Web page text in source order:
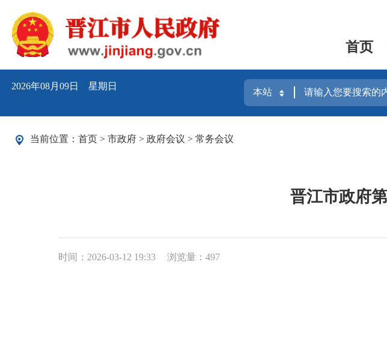
首页
2026年08月09日 星期日
当前位置： 首页 > 市政府 > 政府会议 > 常务会议
晋江市政府
时间：2026-03-12 19:33 浏览量：497